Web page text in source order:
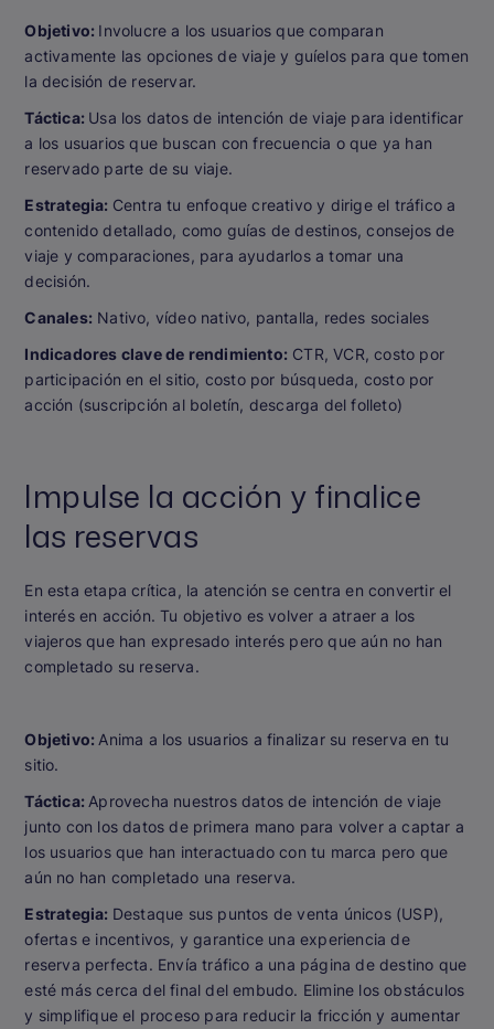
Objetivo: Involucre a los usuarios que comparan
activamente las opciones de viaje y guíelos para que tomen
la decisión de reservar.
Táctica: Usa los datos de intención de viaje para identificar
a los usuarios que buscan con frecuencia o que ya han
reservado parte de su viaje.
Estrategia: Centra tu enfoque creativo y dirige el tráfico a
contenido detallado, como guías de destinos, consejos de
viaje y comparaciones, para ayudarlos a tomar una
decisión.
Canales: Nativo, vídeo nativo, pantalla, redes sociales
Indicadores clave de rendimiento: CTR, VCR, costo por
participación en el sitio, costo por búsqueda, costo por
acción (suscripción al boletín, descarga del folleto)
Impulse la acción y finalice
las reservas
En esta etapa crítica, la atención se centra en convertir el
interés en acción. Tu objetivo es volver a atraer a los
viajeros que han expresado interés pero que aún no han
completado su reserva.
Objetivo: Anima a los usuarios a finalizar su reserva en tu
sitio.
Táctica: Aprovecha nuestros datos de intención de viaje
junto con los datos de primera mano para volver a captar a
los usuarios que han interactuado con tu marca pero que
aún no han completado una reserva.
Estrategia: Destaque sus puntos de venta únicos (USP),
ofertas e incentivos, y garantice una experiencia de
reserva perfecta. Envía tráfico a una página de destino que
esté más cerca del final del embudo. Elimine los obstáculos
y simplifique el proceso para reducir la fricción y aumentar